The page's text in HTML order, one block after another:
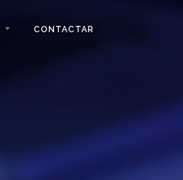
CONTACTAR